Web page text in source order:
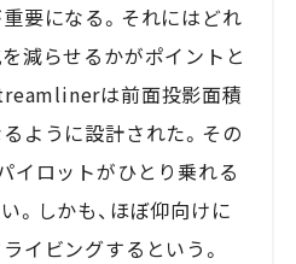
要になる。それにはどれ
減らせるかがポイントと
は前面投影面積
ように設計された。その
イロットがひとり乗れる
。しかも、ほぼ仰向けに
イビングするという。